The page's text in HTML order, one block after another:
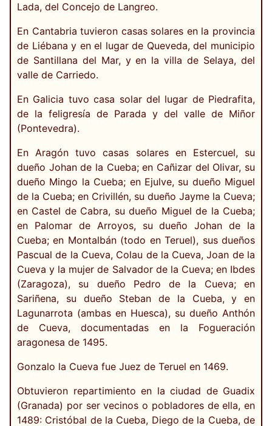
Lada, del Concejo de Langreo.
En Cantabria tuvieron casas solares en la provincia
de Liébana y en el lugar de Queveda, del municipio
de Santillana del Mar, y en la villa de Selaya, del
valle de Carriedo.
En Galicia tuvo casa solar del lugar de Piedrafita,
de la feligresía de Parada y del valle de Miñor
(Pontevedra).
En Aragón tuvo casas solares en Estercuel, su
dueño Johan de la Cueba; en Cañizar del Olivar, su
dueño Mingo la Cueba; en Ejulve, su dueño Miguel
de la Cueba; en Crivillén, su dueño Jayme la Cueva;
en Castel de Cabra, su dueño Miguel de la Cueba;
en Palomar de Arroyos, su dueño Johan de la
Cueba; en Montalbán (todo en Teruel), sus dueños
Pascual de la Cueva, Colau de la Cueva, Joan de la
Cueva y la mujer de Salvador de la Cueva; en Ibdes
(Zaragoza), su dueño Pedro de la Cueva; en
Sariñena, su dueño Steban de la Cueba, y en
Lagunarrota (ambas en Huesca), su dueño Anthón
de Cueva, documentadas en la Fogueración
aragonesa de 1495.
Gonzalo la Cueva fue Juez de Teruel en 1469.
Obtuvieron repartimiento en la ciudad de Guadix
(Granada) por ser vecinos o pobladores de ella, en
1489: Cristóbal de la Cueba, Diego de la Cueba, de